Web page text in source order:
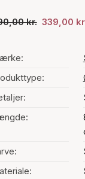
kr. 339,00